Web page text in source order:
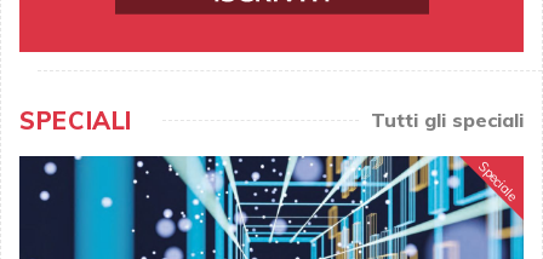
SPECIALI Tutti gli speciali
Speciale